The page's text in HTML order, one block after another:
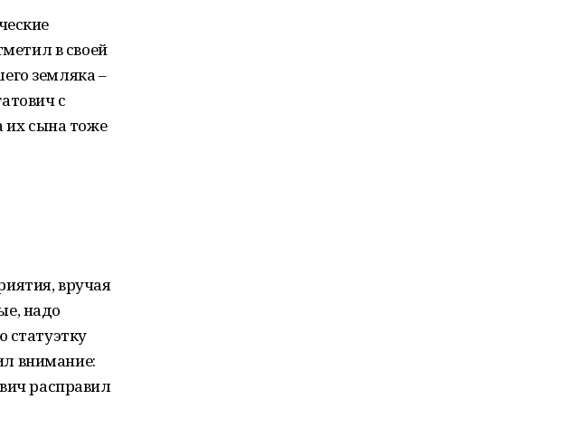
в своей
земляка –
с
их сына тоже
вручая
надо
статуэтку
внимание:
расправил